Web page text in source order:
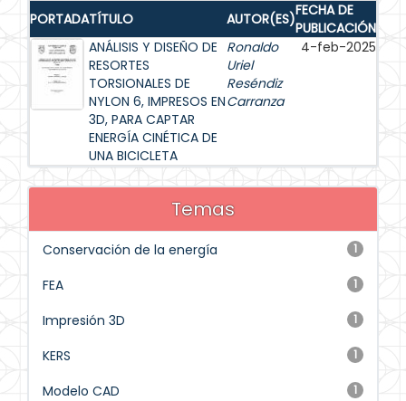
PORTADATÍTULO AUTOR(ES)FECHA DE
PUBLICACIÓN
ANÁLISIS Y DISEÑO DE
RESORTES
TORSIONALES DE
NYLON 6, IMPRESOS EN
3D, PARA CAPTAR
ENERGÍA CINÉTICA DE
UNA BICICLETA
Ronaldo
Uriel
Reséndiz
Carranza
4-feb-2025
Temas
1
Conservación de la energía
1
FEA
1
Impresión 3D
1
KERS
1
Modelo CAD